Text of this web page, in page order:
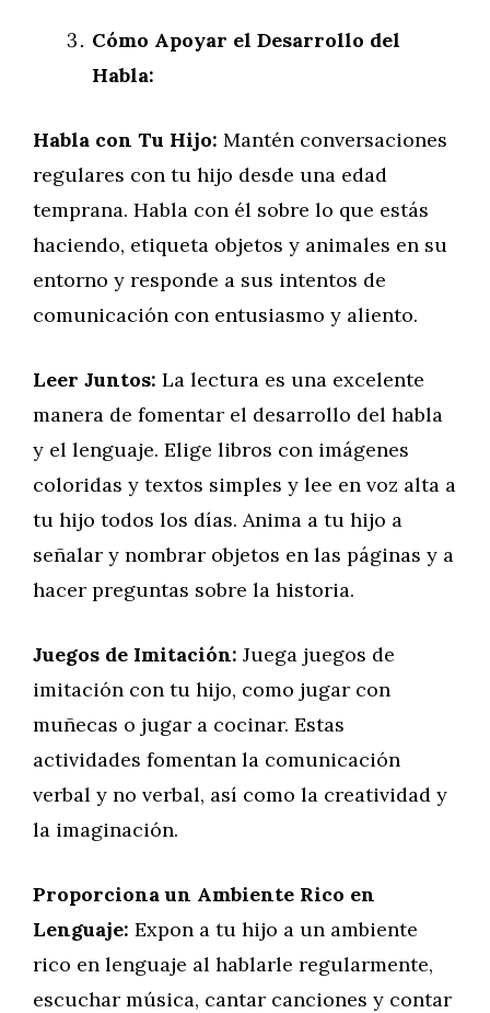
Cómo Apoyar el Desarrollo del
Habla:
Habla con Tu Hijo: Mantén conversaciones
regulares con tu hijo desde una edad
temprana. Habla con él sobre lo que estás
haciendo, etiqueta objetos y animales en su
entorno y responde a sus intentos de
comunicación con entusiasmo y aliento.
Leer Juntos: La lectura es una excelente
manera de fomentar el desarrollo del habla
y el lenguaje. Elige libros con imágenes
coloridas y textos simples y lee en voz alta a
tu hijo todos los días. Anima a tu hijo a
señalar y nombrar objetos en las páginas y a
hacer preguntas sobre la historia.
Juegos de Imitación: Juega juegos de
imitación con tu hijo, como jugar con
muñecas o jugar a cocinar. Estas
actividades fomentan la comunicación
verbal y no verbal, así como la creatividad y
la imaginación.
Proporciona un Ambiente Rico en
Lenguaje: Expon a tu hijo a un ambiente
rico en lenguaje al hablarle regularmente,
escuchar música, cantar canciones y contar